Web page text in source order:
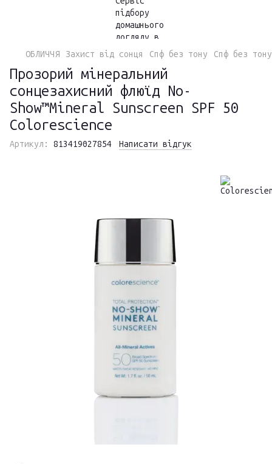
ОБЛИЧЧЯ Захист від сонця Спф без тону Спф без
Прозорий мінеральний
сонцезахисний флюїд No-
Show™Mineral Sunscreen SPF 50
Colorescience
Артикул: 813419027854 Написати відгук